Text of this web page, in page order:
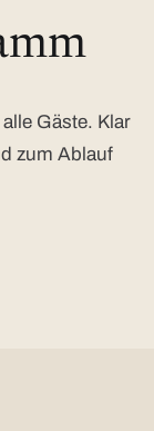
Gäste. Klar
zum Ablauf